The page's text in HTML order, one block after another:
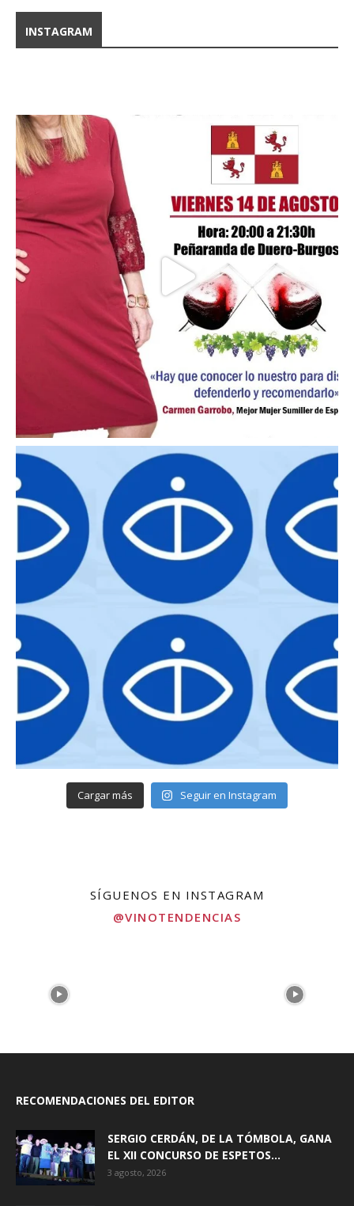
INSTAGRAM
Cargar más Seguir en Instagram
SÍGUENOS EN INSTAGRAM
@VINOTENDENCIAS
RECOMENDACIONES DEL EDITOR
SERGIO CERDÁN, DE LA TÓMBOLA, GANA
EL XII CONCURSO DE ESPETOS...
3 agosto, 2026